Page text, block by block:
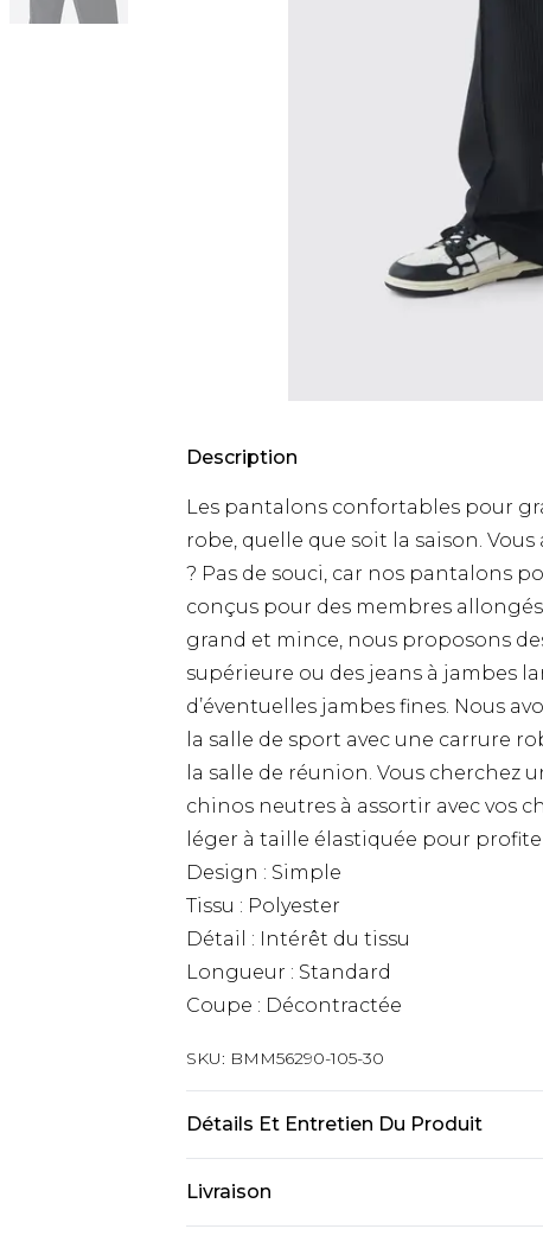
Description
Les pantalons confortables pour
robe, quelle que soit la saison.
? Pas de souci, car nos pantalons
conçus pour des membres
grand et mince, nous proposons
supérieure ou des jeans à jambes
d’éventuelles jambes fines. Nous
la salle de sport avec une carrure
la salle de réunion. Vous cherchez
chinos neutres à assortir avec vos
léger à taille élastiquée pour
Design : Simple
Tissu : Polyester
Détail : Intérêt du tissu
Longueur : Standard
Coupe : Décontractée
SKU: BMM56290-105-30
Détails Et Entretien Du Produit
Livraison